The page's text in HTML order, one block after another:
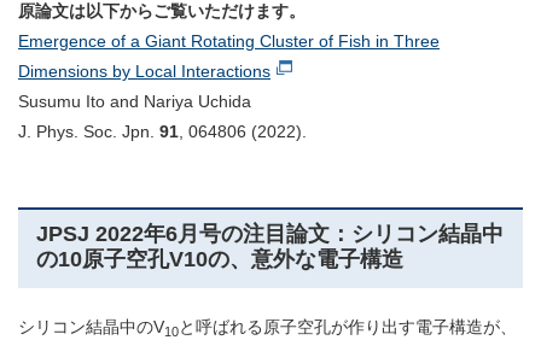
原論文は以下からご覧いただけます。
Emergence of a Giant Rotating Cluster of Fish in Three
Dimensions by Local Interactions
Susumu Ito and Nariya Uchida
J. Phys. Soc. Jpn. 91 , 064806 (2022).
JPSJ 2022年6月号の注目論文：シリコン結晶中
の10原子空孔V10の、意外な電子構造
シリコン結晶中のV10と呼ばれる原子空孔が作り出す電子構造が、